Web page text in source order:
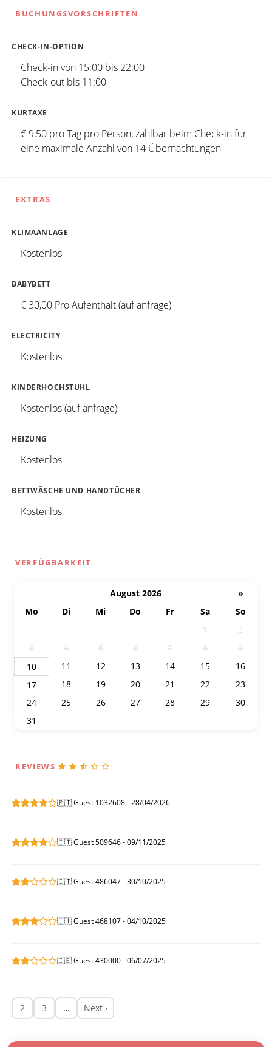
BUCHUNGSVORSCHRIFTEN
CHECK-IN-OPTION
Check-in von 15:00 bis 22:00
Check-out bis 11:00
KURTAXE
€ 9,50 pro Tag pro Person, zahlbar beim Check-in für
eine maximale Anzahl von 14 Übernachtungen
EXTRAS
KLIMAANLAGE
Kostenlos
BABYBETT
€ 30,00 Pro Aufenthalt (auf anfrage)
ELECTRICITY
Kostenlos
KINDERHOCHSTUHL
Kostenlos (auf anfrage)
HEIZUNG
Kostenlos
BETTWÄSCHE UND HANDTÜCHER
Kostenlos
VERFÜGBARKEIT
August 2026
»
Mo
Di Mi Do Fr Sa
So
1
2
3
4 5 6 7 8
9
10
11 12 13 14 15
16
17
18 19 20 21 22
23
24
25 26 27 28 29
30
31
REVIEWS
🇵🇹 Guest 1032608 - 28/04/2026
🇮🇹 Guest 509646 - 09/11/2025
🇮🇹 Guest 486047 - 30/10/2025
🇮🇹 Guest 468107 - 04/10/2025
🇮🇪 Guest 430000 - 06/07/2025
2 3 … Next ›